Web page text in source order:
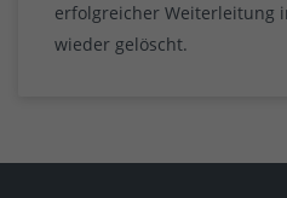
erfolgreicher Weiterleitung
wieder gelöscht.